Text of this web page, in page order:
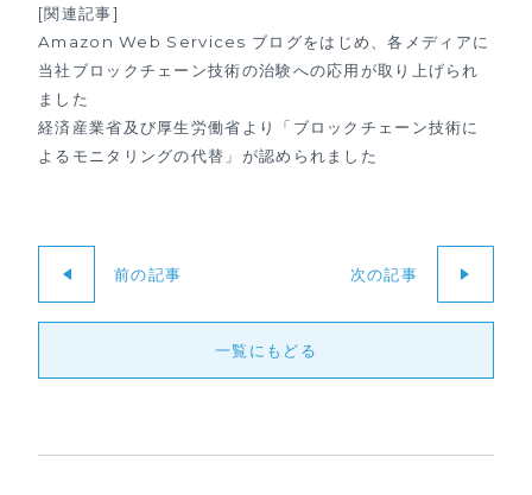
[関連記事]
Amazon Web Services ブログをはじめ、各メディアに
当社ブロックチェーン技術の治験への応用が取り上げられ
ました
経済産業省及び厚生労働省より「ブロックチェーン技術に
よるモニタリングの代替」が認められました
前の記事
一覧にもどる
次の記事